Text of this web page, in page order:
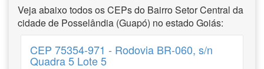
Veja abaixo todos os CEPs do Bairro Setor Central da
cidade de Posselândia (Guapó) no estado Goiás:
CEP 75354-971 - Rodovia BR-060, s/n
Quadra 5 Lote 5